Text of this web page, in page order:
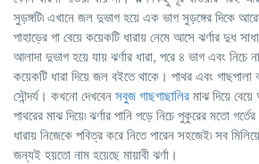
সুড়ঙ্গটি৷ এখানে জল দুভাগ হয়ে এক ভাগ সুড়ঙ্গের দিকে
পাহাড়ের গা বেয়ে কয়েকটি ধারায় নেমে আসে ঝর্ণার দুধ
আলাদা দুভাগ হয়ে যায় ঝর্ণার ধারা, পরে ৪ ভাগ এবং নিচে
কয়েকটি ধারা দিয়ে জল বইতে থাকে। পাথর এবং গাছপালা
সৌন্দর্য। কখনো দেখবেনসবুজ গাছগাছালিরমাঝ দিয়ে
পাথরের মাঝ দিয়ে৷ ঝর্ণার পানি পড়ে নিচে পুকুরের মতো
ধারায় নিজেকে পবিত্র করে নিতে পারেন সহজেই৷ সব
জন্যই হয়তো নাম হয়েছে মায়াবী ঝর্ণা।